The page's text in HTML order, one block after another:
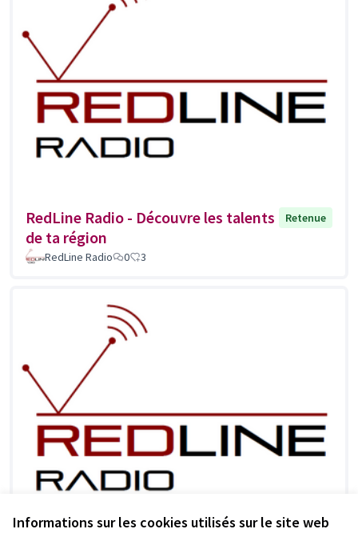
Informations sur les cookies utilisés sur le site web
RedLine Radio - Découvre les talents
de ta région
Retenue
RedLine Radio 0 3